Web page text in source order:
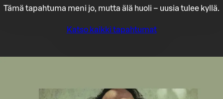
Tämä tapahtuma meni jo, mutta älä huoli – uusia tulee kyllä.
Katso kaikki tapahtumat